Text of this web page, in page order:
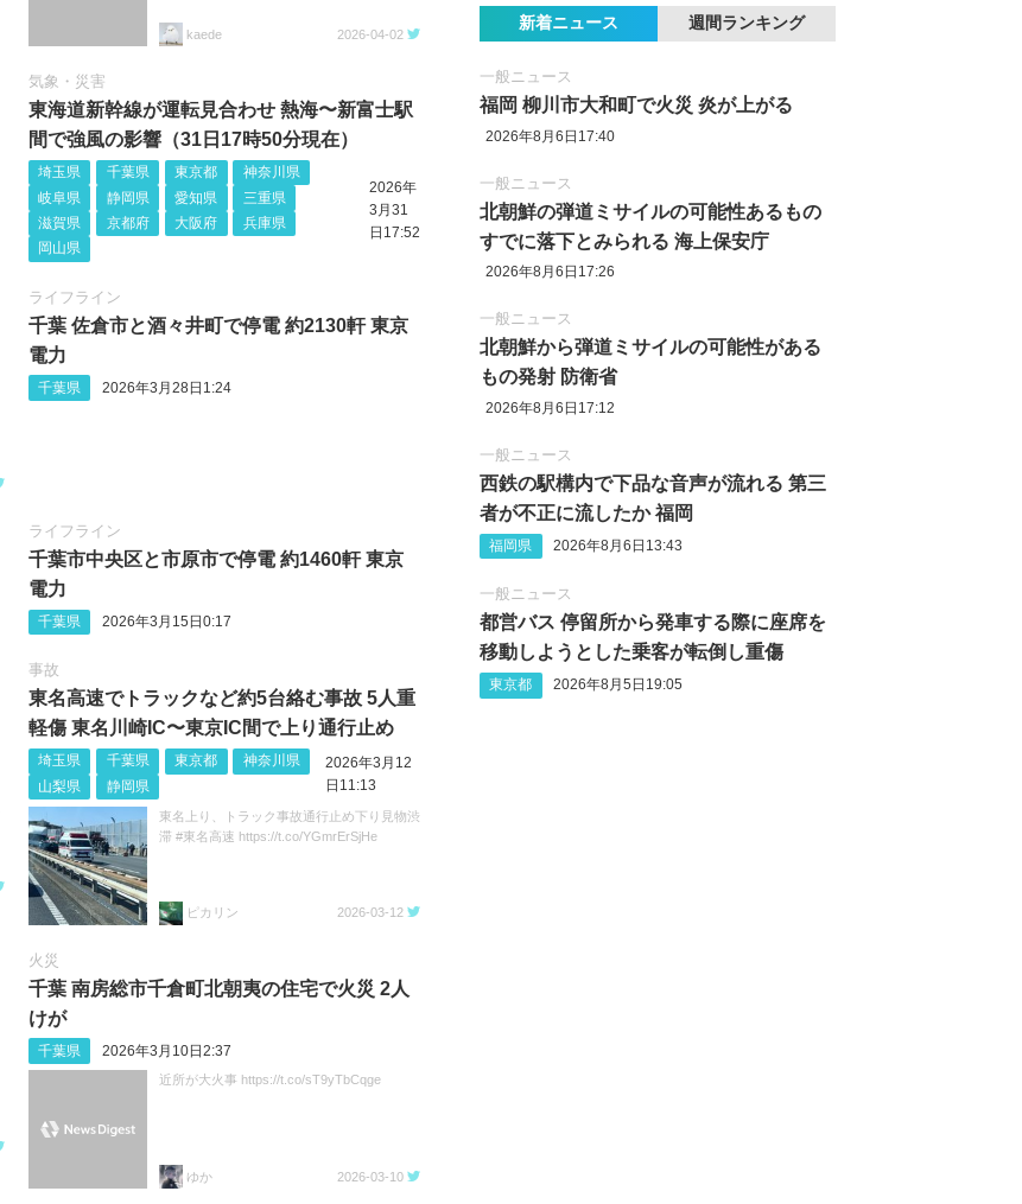
kaede 2026-04-02
気象・災害
東海道新幹線が運転見合わせ 熱海〜新富士駅
間で強風の影響（31日17時50分現在）
埼玉県 千葉県 東京都
神奈川県
岐阜県
静岡県 愛知県
三重県
滋賀県
京都府 大阪府
兵庫県
岡山県
2026年
3月31
日17:52
ライフライン
千葉 佐倉市と酒々井町で停電 約2130軒 東京
電力
千葉県 2026年3月28日1:24
ライフライン
千葉市中央区と市原市で停電 約1460軒 東京
電力
千葉県 2026年3月15日0:17
事故
東名高速でトラックなど約5台絡む事故 5人重
軽傷 東名川崎IC〜東京IC間で上り通行止め
埼玉県 千葉県 東京都
神奈川県
山梨県
静岡県
2026年3月12
日11:13
東名上り、トラック事故通行止め下り見物渋
滞 #東名高速 https://t.co/YGmrErSjHe
ピカリン 2026-03-12
火災
千葉 南房総市千倉町北朝夷の住宅で火災 2人
けが
千葉県 2026年3月10日2:37
近所が大火事 https://t.co/sT9yTbCqge
ゆか 2026-03-10
新着ニュース 週間ランキング
一般ニュース
福岡 柳川市大和町で火災 炎が上がる
2026年8月6日17:40
一般ニュース
北朝鮮の弾道ミサイルの可能性あるもの
すでに落下とみられる 海上保安庁
2026年8月6日17:26
一般ニュース
北朝鮮から弾道ミサイルの可能性がある
もの発射 防衛省
2026年8月6日17:12
一般ニュース
西鉄の駅構内で下品な音声が流れる 第三
者が不正に流したか 福岡
福岡県 2026年8月6日13:43
一般ニュース
都営バス 停留所から発車する際に座席を
移動しようとした乗客が転倒し重傷
東京都 2026年8月5日19:05